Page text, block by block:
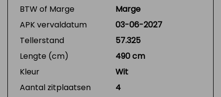
BTW of Marge
Marge
APK vervaldatum
03-06-2027
Tellerstand
57.325
Lengte (cm)
490 cm
Kleur
Wit
Aantal zitplaatsen
4